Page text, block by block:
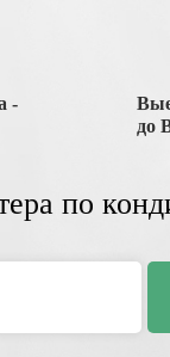
-
до
по